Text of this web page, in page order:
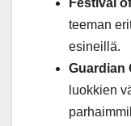
Festival
teeman
esineillä.
Guardian
luokkien